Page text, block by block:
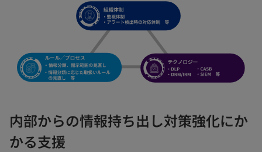
内部からの情報持ち出し対策強化にか
かる支援